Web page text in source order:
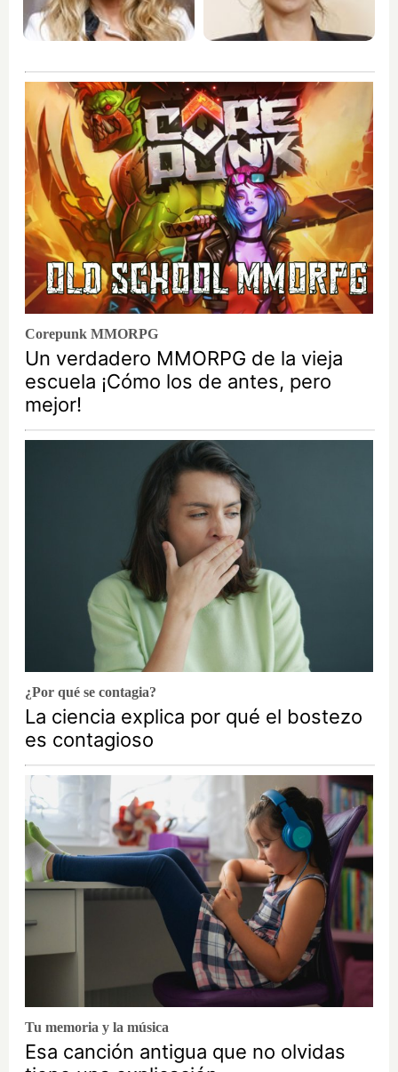
Corepunk MMORPG
Un verdadero MMORPG de la vieja
escuela ¡Cómo los de antes, pero
mejor!
¿Por qué se contagia?
La ciencia explica por qué el bostezo
es contagioso
Tu memoria y la música
Esa canción antigua que no olvidas